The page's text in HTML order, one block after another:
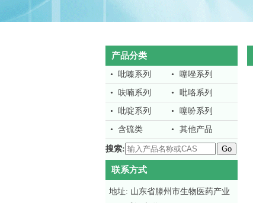
产品分类
• 吡嗪系列 • 噻唑系列
• 呋喃系列 • 吡咯系列
• 吡啶系列 • 噻吩系列
• 含硫类 • 其他产品
搜索:
联系方式
地址: 山东省滕州市生物医药产业